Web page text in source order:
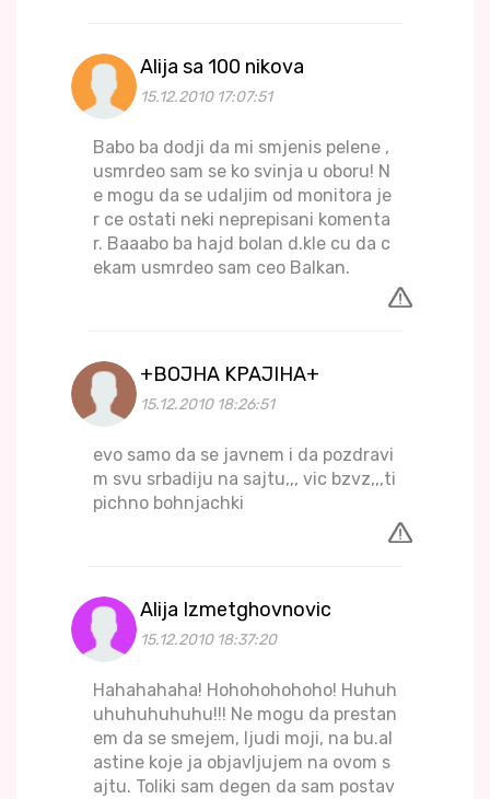
Alija sa 100 nikova
15.12.2010 17:07:51
Babo ba dodji da mi smjenis pelene ,
usmrdeo sam se ko svinja u oboru! N
e mogu da se udaljim od monitora je
r ce ostati neki neprepisani komenta
r. Baaabo ba hajd bolan d.kle cu da c
ekam usmrdeo sam ceo Balkan.
+BOJHA KPAJIHA+
15.12.2010 18:26:51
evo samo da se javnem i da pozdravi
m svu srbadiju na sajtu,,, vic bzvz,,,ti
pichno bohnjachki
Alija Izmetghovnovic
15.12.2010 18:37:20
Hahahahaha! Hohohohohoho! Huhuh
uhuhuhuhuhu!!! Ne mogu da prestan
em da se smejem, ljudi moji, na bu.al
astine koje ja objavljujem na ovom s
ajtu. Toliki sam degen da sam postav